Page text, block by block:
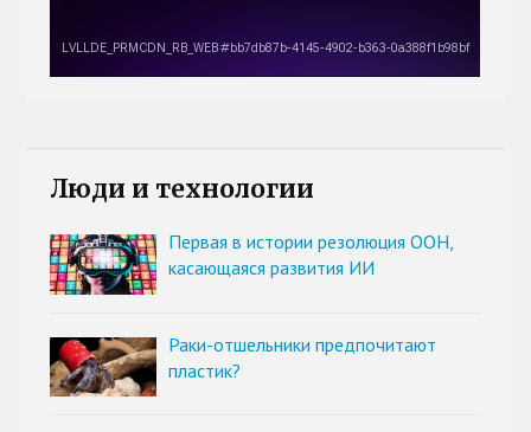
Люди и технологии
Первая в истории резолюция ООН,
касающаяся развития ИИ
Раки-отшельники предпочитают
пластик?